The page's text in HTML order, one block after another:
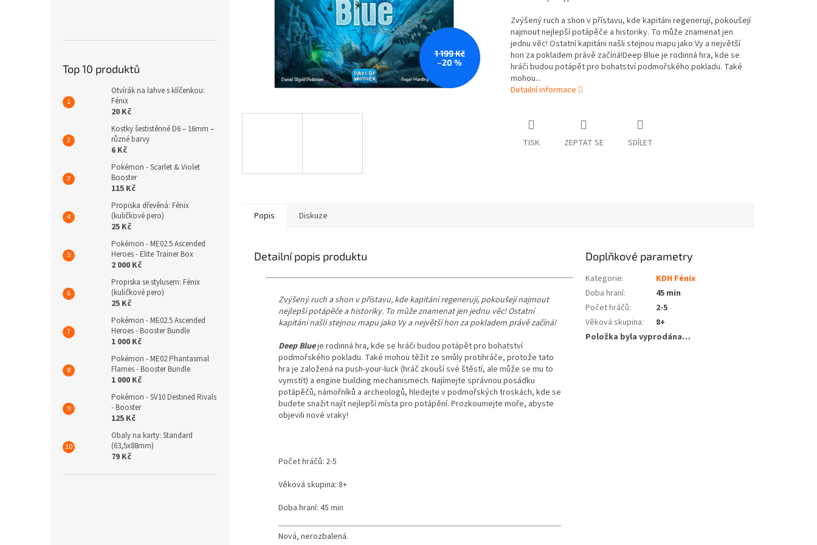
Top 10 produktů
Otvírák na lahve s klíčenkou:
Fénix
20 Kč
Kostky šestistěnné D6 – 16mm –
různé barvy
6 Kč
Pokémon - Scarlet & Violet
Booster
115 Kč
Propiska dřevěná: Fénix
(kuličkové pero)
25 Kč
Pokémon - ME02.5 Ascended
Heroes - Elite Trainer Box
2 000 Kč
Propiska se stylusem: Fénix
(kuličkové pero)
25 Kč
Pokémon - ME02.5 Ascended
Heroes - Booster Bundle
1 000 Kč
Pokémon - ME02 Phantasmal
Flames - Booster Bundle
1 000 Kč
Pokémon - SV10 Destined Rivals
- Booster
125 Kč
Obaly na karty: Standard
(63,5x88mm)
79 Kč
1 199 Kč
–20 %
Zvýšený ruch a shon v přístavu, kde kapitáni regenerují, pokoušejí
najmout nejlepší potápěče a historiky. To může znamenat jen
jednu věc! Ostatní kapitáni našli stejnou mapu jako Vy a největší
hon za pokladem právě začíná!Deep Blue je rodinná hra, kde se
hráči budou potápět pro bohatství podmořského pokladu. Také
mohou...
Detailní informace
TISK ZEPTAT SE SDÍLET
Popis Diskuze
Detailní popis produktu
Zvýšený ruch a shon v přístavu, kde kapitáni regenerují, pokoušejí najmout
nejlepší potápěče a historiky. To může znamenat jen jednu věc! Ostatní
kapitáni našli stejnou mapu jako Vy a největší hon za pokladem právě začíná!
Deep Blueje rodinná hra, kde se hráči budou potápět pro bohatství
podmořského pokladu. Také mohou těžit ze smůly protihráče, protože tato
hra je založená na push-your-luck (hráč zkouší své štěstí, ale může se mu to
vymstít) a engine building mechanismech. Najímejte správnou posádku
potápěčů, námořníků a archeologů, hledejte v podmořských troskách, kde se
budete snažit najít nejlepší místa pro potápění. Prozkoumejte moře, abyste
objevili nové vraky!
Počet hráčů: 2-5
Věková skupina: 8+
Doba hraní: 45 min
Nová, nerozbalená.
Doplňkové parametry
Kategorie:
KDH Fénix
Doba hraní:
45 min
Počet hráčů:
2-5
Věková skupina:
8+
Položka byla vyprodána…